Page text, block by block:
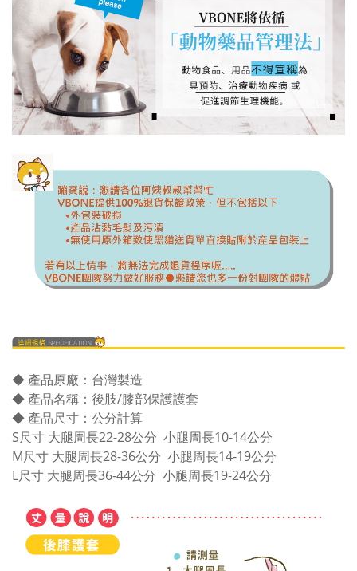
◆ 產品原廠：台灣製造
◆ 產品名稱：後肢/膝部保護護套
◆ 產品尺寸：公分計算
S尺寸 大腿周長22-28公分 小腿周長10-14公分
M尺寸 大腿周長28-36公分 小腿周長14-19公分
L尺寸 大腿周長36-44公分 小腿周長19-24公分